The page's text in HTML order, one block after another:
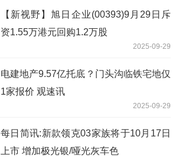
【新视野】旭日企业(00393)9月29日斥
资1.55万港元回购1.2万股
2025-09-29
电建地产9.57亿托底？门头沟临铁宅地仅
1家报价 观速讯
2025-09-29
每日简讯:新款领克03家族将于10月17日
上市 增加极光银/哑光灰车色